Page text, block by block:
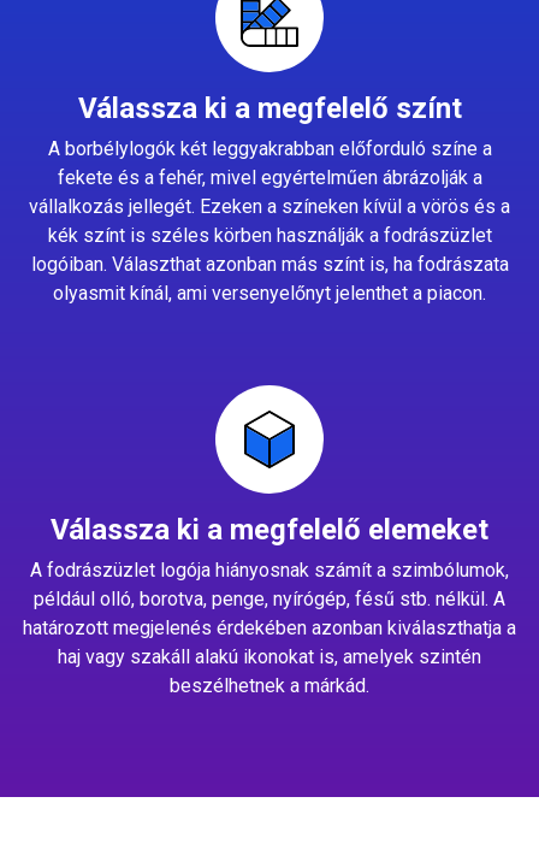
Válassza ki a megfelelő színt
A borbélylogók két leggyakrabban előforduló színe a
fekete és a fehér, mivel egyértelműen ábrázolják a
vállalkozás jellegét. Ezeken a színeken kívül a vörös és a
kék színt is széles körben használják a fodrászüzlet
logóiban. Választhat azonban más színt is, ha fodrászata
olyasmit kínál, ami versenyelőnyt jelenthet a piacon.
Válassza ki a megfelelő elemeket
A fodrászüzlet logója hiányosnak számít a szimbólumok,
például olló, borotva, penge, nyírógép, fésű stb. nélkül. A
határozott megjelenés érdekében azonban kiválaszthatja a
haj vagy szakáll alakú ikonokat is, amelyek szintén
beszélhetnek a márkád.